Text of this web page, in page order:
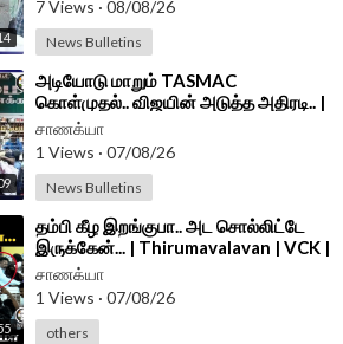
store/....apps/details?id=
7 Views · 08/08/26
News Bulletins
⁣அடியோடு மாறும் TASMAC
கொள்முதல்.. விஜயின் அடுத்த அதிரடி.. |
Minister Vignesh | TVK | TN Govt
சாணக்யா
1 Views · 07/08/26
News Bulletins
⁣தம்பி கீழ இறங்குபா.. அட சொல்லிட்டே
இருக்கேன்... | Thirumavalavan | VCK |
Cuddalore | TN Govt
சாணக்யா
1 Views · 07/08/26
others